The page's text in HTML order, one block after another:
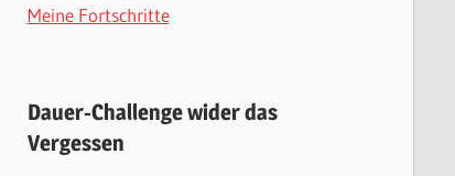
Meine Fortschritte
Dauer-Challenge wider das
Vergessen